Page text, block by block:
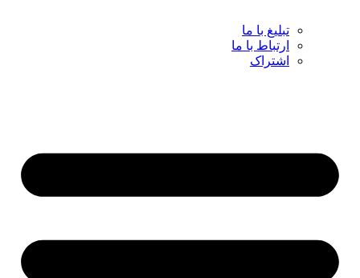
تبلیغ با ما
ارتباط با ما
اشتراک